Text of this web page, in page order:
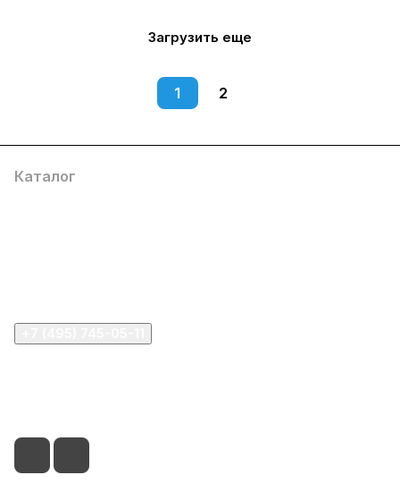
Загрузить еще
1 2
Каталог